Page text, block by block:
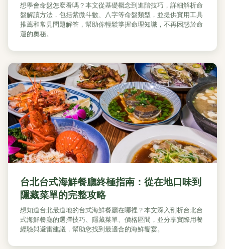
想學會命盤怎麼看嗎？本文從基礎概念到進階技巧，詳細解析命
盤解讀方法，包括紫微斗數、八字等命盤類型，並提供實用工具
推薦和常見問題解答，幫助你輕鬆掌握命理知識，不再困惑於命
運的奧秘。
台北台式海鮮餐廳終極指南：從在地口味到
隱藏菜單的完整攻略
想知道台北最道地的台式海鮮餐廳在哪裡？本文深入剖析台北台
式海鮮餐廳的選擇技巧、隱藏菜單、價格區間，並分享實際用餐
經驗與避雷建議，幫助您找到最適合的海鮮饗宴。